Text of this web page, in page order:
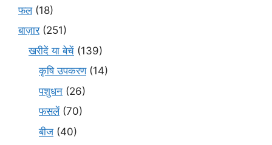
फल(18)
बाज़ार(251)
खरीदें या बेचें (139)
कृषि उपकरण(14)
पशुधन (26)
फसलें(70)
बीज (40)